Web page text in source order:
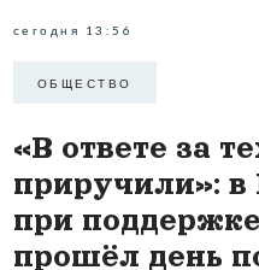
сегодня 13:56
ОБЩЕСТВО
«В ответе за
приручили»: в
при
прошёл день